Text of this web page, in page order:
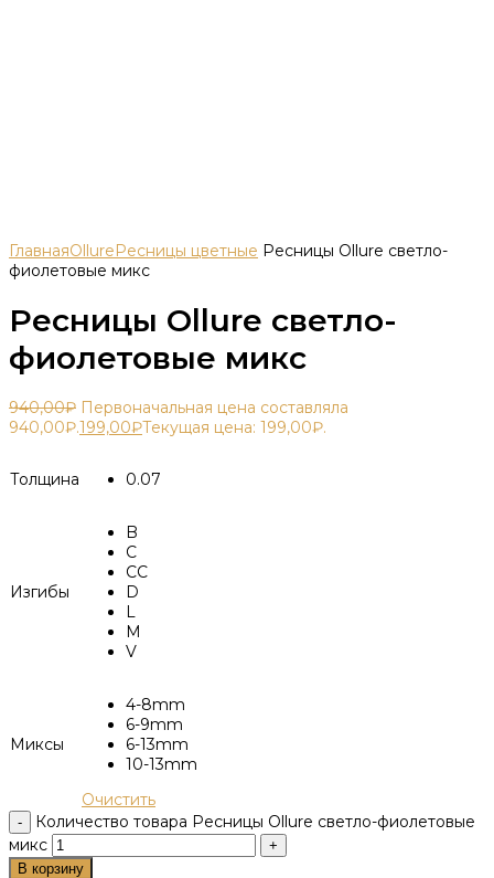
ГлавнаяOllureРесницы цветные Ресницы Ollure светло-
фиолетовые микс
Ресницы Ollure светло-
фиолетовые микс
940,00₽ Первоначальная цена составляла
940,00₽.199,00₽Текущая цена: 199,00₽.
Толщина 0.07
Изгибы
B
C
CC
D
L
M
V
Миксы
4-8mm
6-9mm
6-13mm
10-13mm
Очистить
Количество товара Ресницы Ollure светло-фиолетовые
микс
В корзину